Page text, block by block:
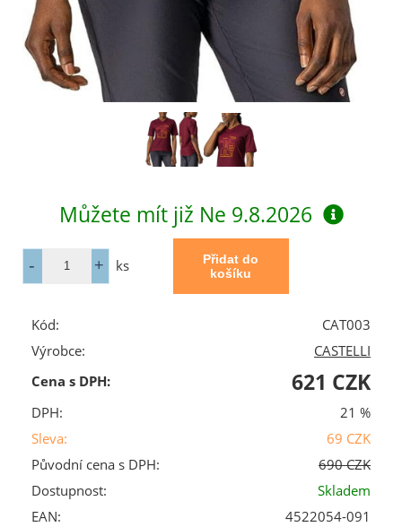
Můžete mít již Ne 9.8.2026
ks
Kód:
CAT003
Výrobce:
CASTELLI
Cena s DPH:
621 CZK
DPH:
21 %
Sleva:
69 CZK
Původní cena s DPH:
690 CZK
Dostupnost:
Skladem
EAN:
4522054-091